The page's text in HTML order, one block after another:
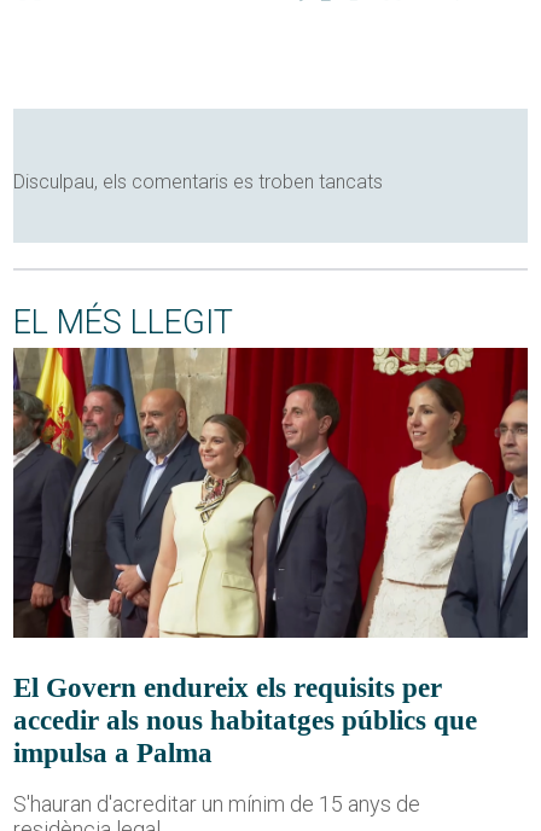
Disculpau, els comentaris es troben tancats
EL MÉS LLEGIT
El Govern endureix els requisits per
accedir als nous habitatges públics que
impulsa a Palma
S'hauran d'acreditar un mínim de 15 anys de